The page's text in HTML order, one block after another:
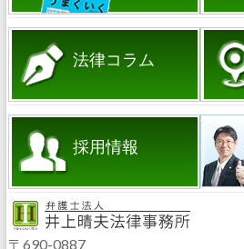
法律コラム
採用情報
〒690-0887